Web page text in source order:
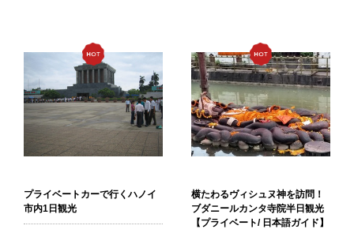
プライベートカーで行くハノイ
市内1日観光
横たわるヴィシュヌ神を訪問！
ブダニールカンタ寺院半日観光
【プライベート/ 日本語ガイド】